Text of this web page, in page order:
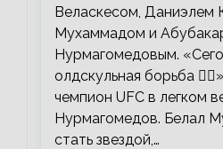
Веласкесом, Даниэлем
Мухаммадом и
Нурмагомедовым.
олдскульная борьба
чемпион UFC в легком
Нурмагомедов. Белал
стать звездой,…